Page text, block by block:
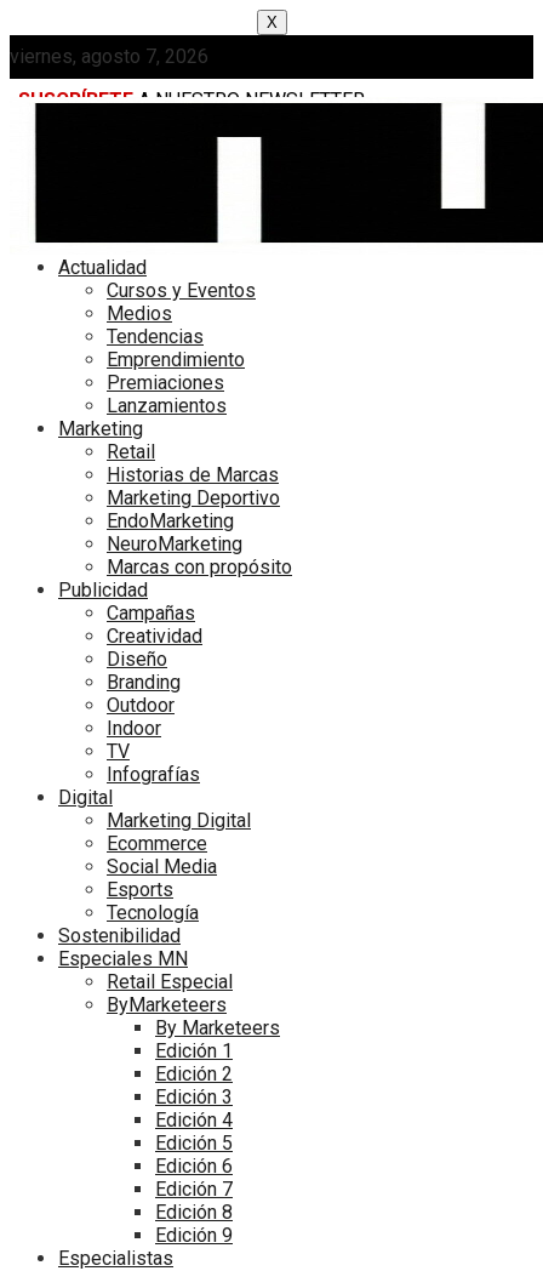
X
viernes, agosto 7, 2026
SUSCRÍBETE A NUESTRO NEWSLETTER
Actualidad
Cursos y Eventos
Medios
Tendencias
Emprendimiento
Premiaciones
Lanzamientos
Marketing
Retail
Historias de Marcas
Marketing Deportivo
EndoMarketing
NeuroMarketing
Marcas con propósito
Publicidad
Campañas
Creatividad
Diseño
Branding
Outdoor
Indoor
TV
Infografías
Digital
Marketing Digital
Ecommerce
Social Media
Esports
Tecnología
Sostenibilidad
Especiales MN
Retail Especial
ByMarketeers
By Marketeers
Edición 1
Edición 2
Edición 3
Edición 4
Edición 5
Edición 6
Edición 7
Edición 8
Edición 9
Especialistas